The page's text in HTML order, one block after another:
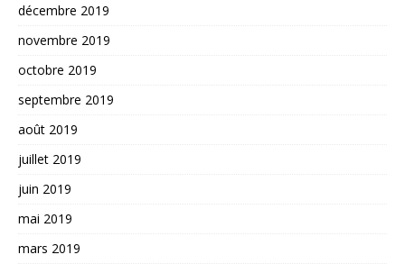
décembre 2019
novembre 2019
octobre 2019
septembre 2019
août 2019
juillet 2019
juin 2019
mai 2019
mars 2019